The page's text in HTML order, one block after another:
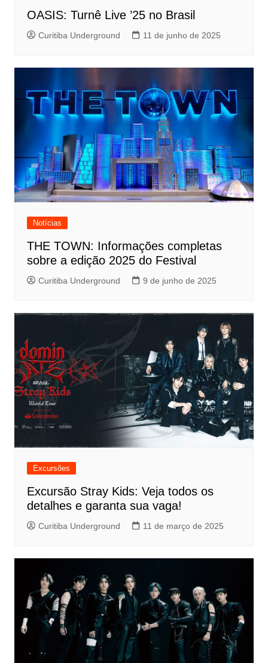
OASIS: Turnê Live ’25 no Brasil
Curitiba Underground 11 de junho de 2025
Notícias
THE TOWN: Informações completas
sobre a edição 2025 do Festival
Curitiba Underground 9 de junho de 2025
Excursões
Excursão Stray Kids: Veja todos os
detalhes e garanta sua vaga!
Curitiba Underground 11 de março de 2025